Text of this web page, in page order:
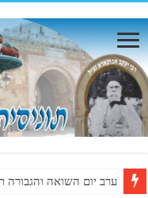
ערב יום השואה